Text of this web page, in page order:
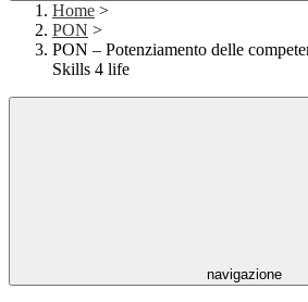
Home >
PON >
PON – Potenziamento delle
Skills 4 life
navigazione